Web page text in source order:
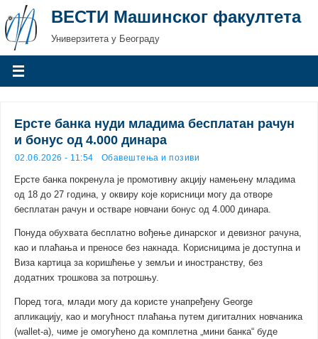
ВЕСТИ Машинског факултета
Универзитета у Београду
Ерсте банка нуди младима бесплатан рачун
и бонус од 4.000 динара
02.06.2026 - 11:54 Обавештења и позиви
Ерсте банка покренула је промотивну акцију намењену младима
од 18 до 27 година, у оквиру које корисници могу да отворе
бесплатан рачун и остваре новчани бонус од 4.000 динара.
Понуда обухвата бесплатно вођење динарског и девизног рачуна,
као и плаћања и преносе без накнада. Корисницима је доступна и
Виза картица за коришћење у земљи и иностранству, без
додатних трошкова за потрошњу.
Поред тога, млади могу да користе унапређену George
апликацију, као и могућност плаћања путем дигиталних новчаника
(wallet-а), чиме је омогућено да комплетна „мини банка“ буде